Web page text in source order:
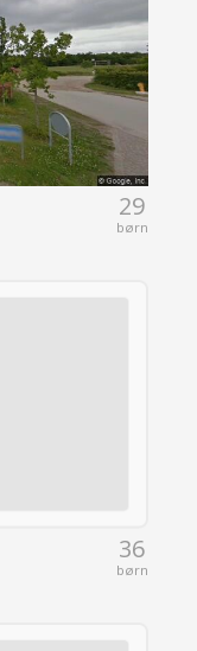
29
børn